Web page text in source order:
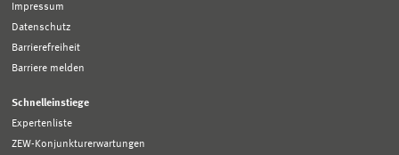
Impressum
Datenschutz
Barrierefreiheit
Barriere melden
Schnelleinstiege
Expertenliste
ZEW-Konjunkturerwartungen